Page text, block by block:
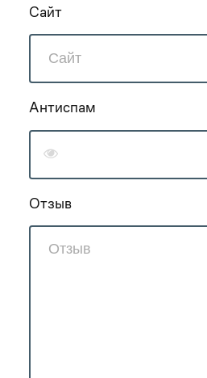
Сайт
Антиспам
Отзыв